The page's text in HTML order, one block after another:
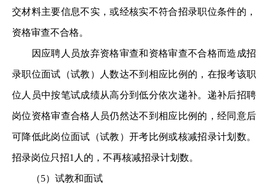
交材料主要信息不实，或经核实不符合招录职位条件的，
资格审查不合格。
因应聘人员放弃资格审查和资格审查不合格而造成招
录职位面试（试教）人数达不到相应比例的，在报考该职
位人员中按笔试成绩从高分到低分依次递补。递补后招聘
岗位资格审查合格人员仍然达不到相应比例的，经同意后
可降低此岗位面试（试教）开考比例或核减招录计划数。
招录岗位只招1人的，不再核减招录计划数。
（5）试教和面试